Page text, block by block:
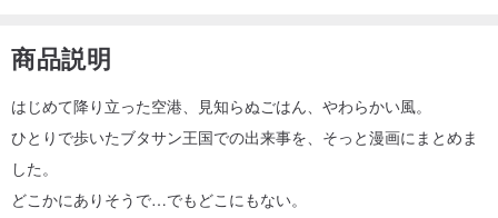
商品説明
はじめて降り立った空港、見知らぬごはん、やわらかい風。
ひとりで歩いたブタサン王国での出来事を、そっと漫画にまとめま
した。
どこかにありそうで…でもどこにもない。